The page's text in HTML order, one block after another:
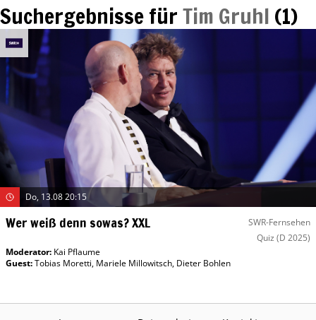
Suchergebnisse fürTim Gruhl (1)
Do, 13.08 20:15
Wer weiß denn sowas? XXL
SWR-Fernsehen
Quiz (D 2025)
Moderator: Kai Pflaume
Guest:Tobias Moretti, Mariele Millowitsch, Dieter Bohlen